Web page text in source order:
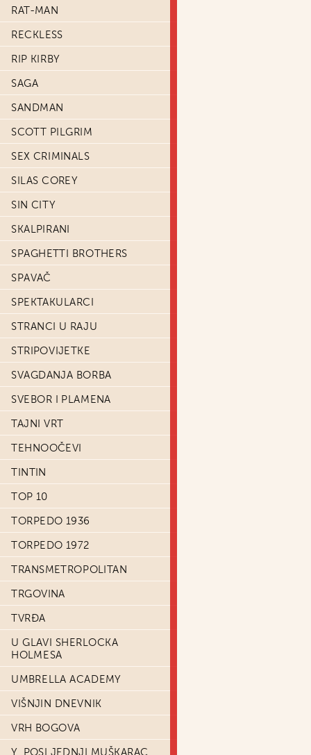
RAT-MAN
RECKLESS
RIP KIRBY
SAGA
SANDMAN
SCOTT PILGRIM
SEX CRIMINALS
SILAS COREY
SIN CITY
SKALPIRANI
SPAGHETTI BROTHERS
SPAVAČ
SPEKTAKULARCI
STRANCI U RAJU
STRIPOVIJETKE
SVAGDANJA BORBA
SVEBOR I PLAMENA
TAJNI VRT
TEHNOOČEVI
TINTIN
TOP 10
TORPEDO 1936
TORPEDO 1972
TRANSMETROPOLITAN
TRGOVINA
TVRĐA
U GLAVI SHERLOCKA
HOLMESA
UMBRELLA ACADEMY
VIŠNJIN DNEVNIK
VRH BOGOVA
Y, POSLJEDNJI MUŠKARAC